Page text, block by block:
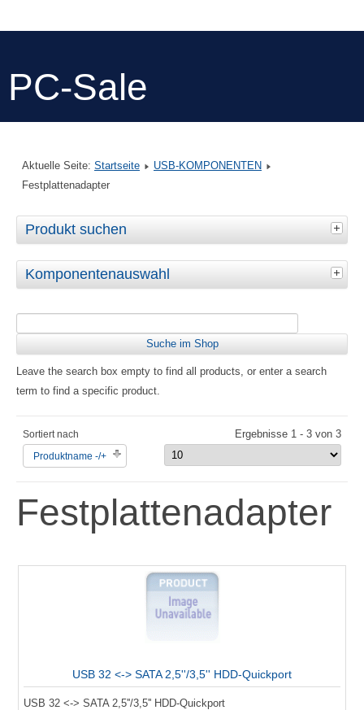
PC-Sale
Aktuelle Seite: Startseite
USB-KOMPONENTEN
Festplattenadapter
Produkt suchen
Komponentenauswahl
Leave the search box empty to find all products, or enter a search
term to find a specific product.
Sortiert nach
Produktname -/+
Ergebnisse 1 - 3 von 3
Festplattenadapter
USB 32 <-> SATA 2,5''/3,5'' HDD-Quickport
USB 32 <-> SATA 2,5''/3,5'' HDD-Quickport